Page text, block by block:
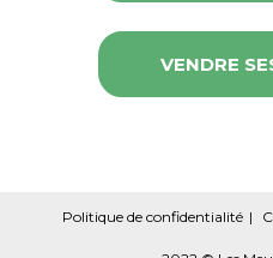
VENDRE
Politique de confidentialité